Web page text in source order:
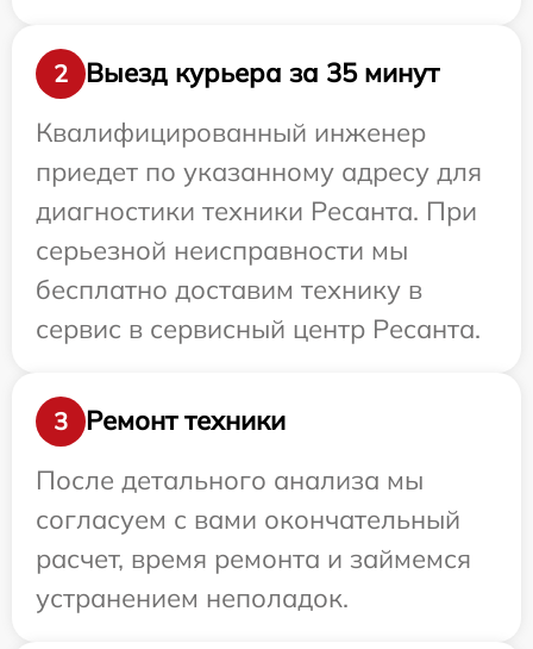
2
Выезд курьера за 35 минут
Квалифицированный инженер
приедет по указанному адресу для
диагностики техники Ресанта. При
серьезной неисправности мы
бесплатно доставим технику в
сервис в сервисный центр Ресанта.
3
Ремонт техники
После детального анализа мы
согласуем с вами окончательный
расчет, время ремонта и займемся
устранением неполадок.